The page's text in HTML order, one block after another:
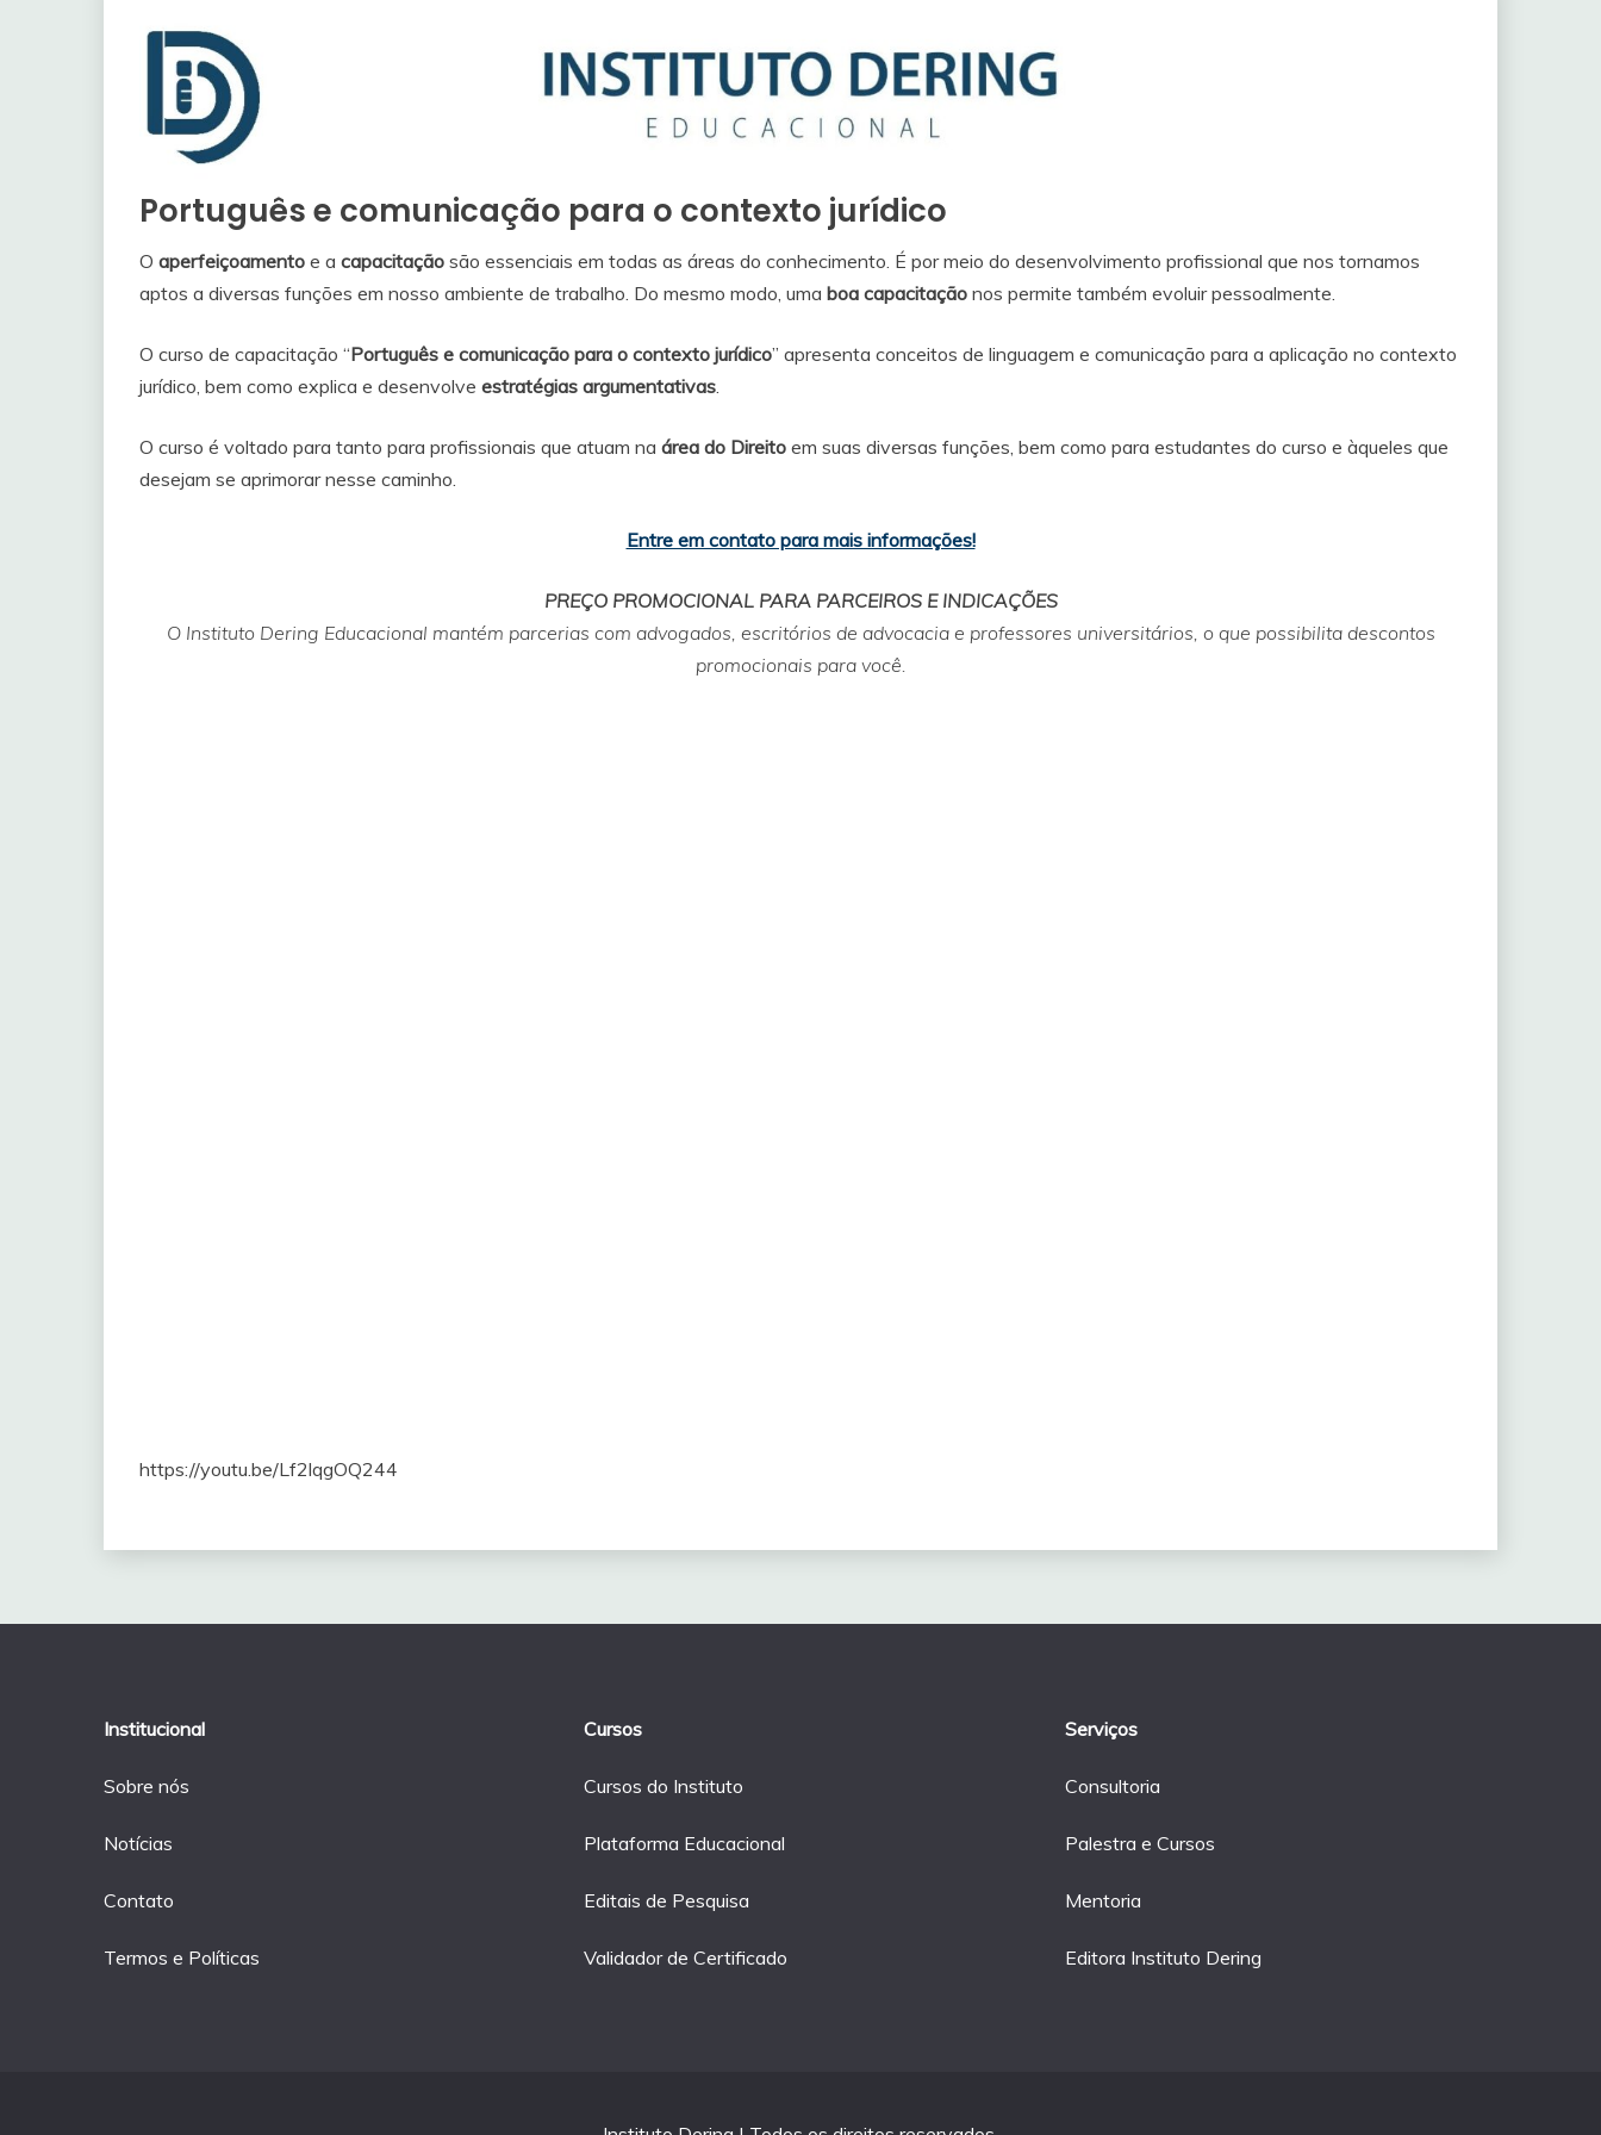
Português e comunicação para o contexto jurídico
O aperfeiçoamento e a capacitação são essenciais em todas as áreas do conhecimento. É por meio do desenvolvimento profissional que nos tornamos
aptos a diversas funções em nosso ambiente de trabalho. Do mesmo modo, uma boa capacitação nos permite também evoluir pessoalmente.
O curso de capacitação “Português e comunicação para o contexto jurídico” apresenta conceitos de linguagem e comunicação para a aplicação no contexto
jurídico, bem como explica e desenvolve estratégias argumentativas
O curso é voltado para tanto para profissionais que atuam na área do Direito em suas diversas funções, bem como para estudantes do curso e àqueles que
desejam se aprimorar nesse caminho.
Entre em contato para mais informações!
PREÇO PROMOCIONAL PARA PARCEIROS E INDICAÇÕES
O Instituto Dering Educacional mantém parcerias com advogados, escritórios de advocacia e professores universitários, o que possibilita descontos
promocionais para você.
https://youtu.be/Lf2lqgOQ244
Institucional
Sobre nós
Notícias
Contato
Termos e Políticas
Cursos
Cursos do Instituto
Plataforma Educacional
Editais de Pesquisa
Validador de Certificado
Serviços
Consultoria
Palestra e Cursos
Mentoria
Editora Instituto Dering